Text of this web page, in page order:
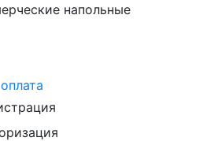
напольные